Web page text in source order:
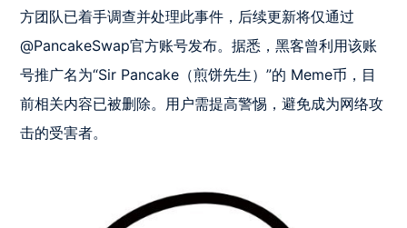
方团队已着手调查并处理此事件，后续更新将仅通过
@PancakeSwap官方账号发布。据悉，黑客曾利用该账
号推广名为“Sir Pancake（煎饼先生）”的 Meme币，目
前相关内容已被删除。用户需提高警惕，避免成为网络攻
击的受害者。